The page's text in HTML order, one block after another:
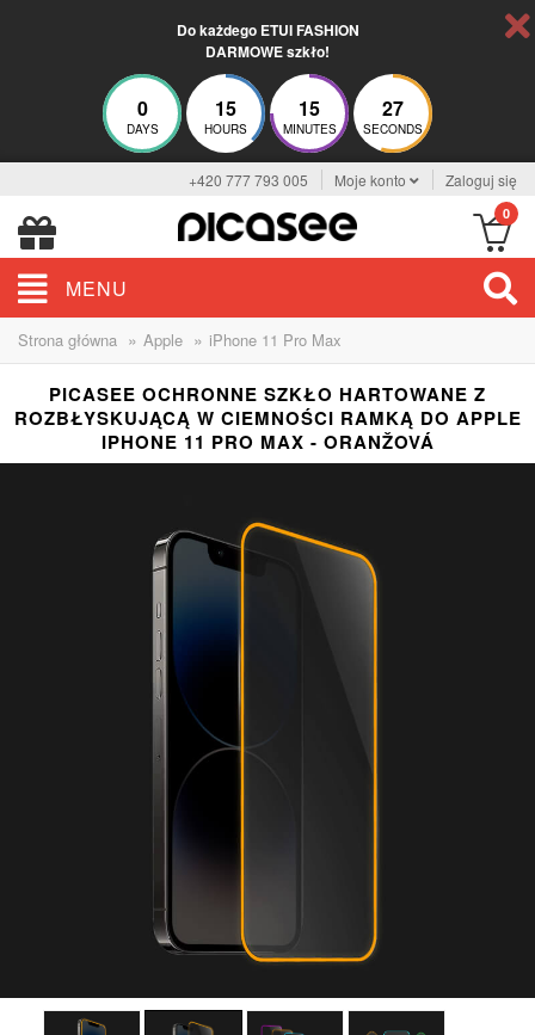
Do każdego ETUI FASHION
DARMOWE szkło!
0
DAYS
15
HOURS
15
MINUTES
27
SECONDS
+420 777 793 005 Moje konto Zaloguj się
0
MENU
Strona główna » Apple » iPhone 11 Pro Max
PICASEE OCHRONNE SZKŁO HARTOWANE Z
ROZBŁYSKUJĄCĄ W CIEMNOŚCI RAMKĄ DO APPLE
IPHONE 11 PRO MAX - ORANŽOVÁ